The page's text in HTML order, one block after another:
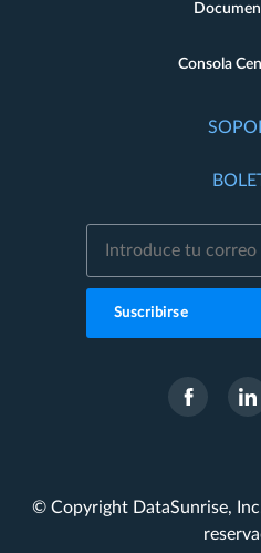
Consola
Suscribirse
© Copyright DataSunrise,